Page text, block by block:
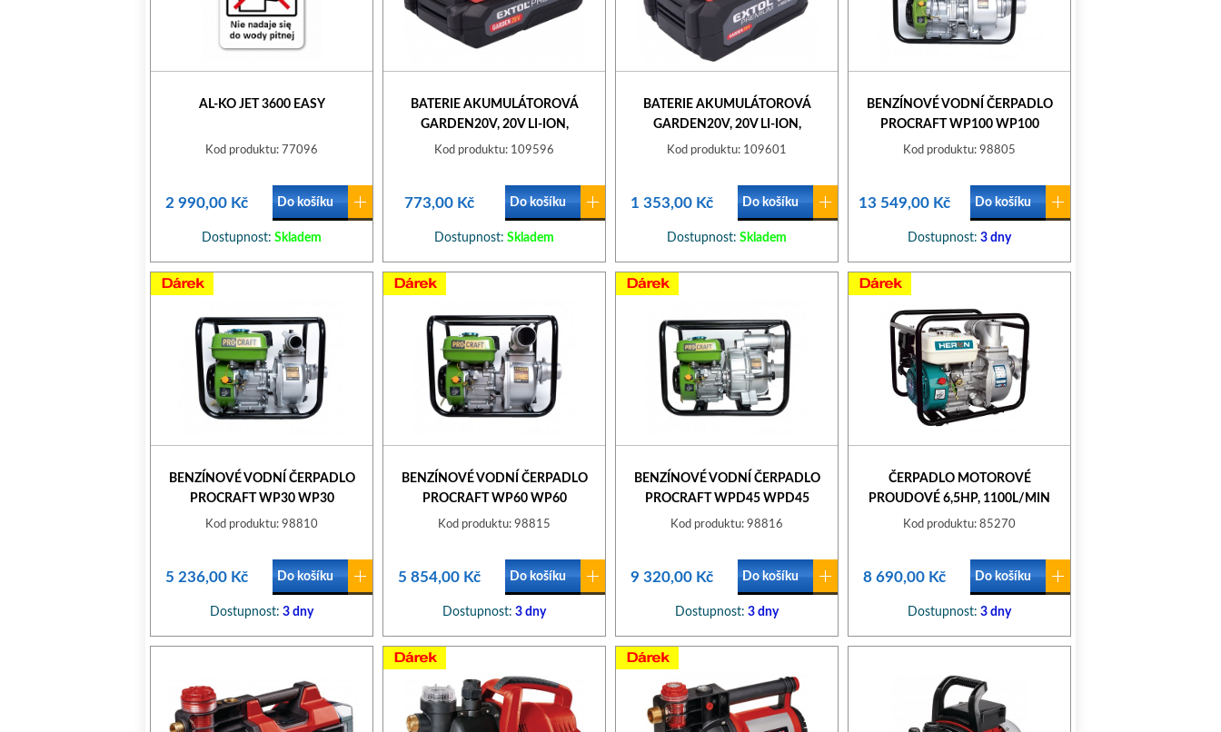
AL-KO JET 3600 EASY
Kod produktu: 77096
2 990,00 Kč Do košíku
Dostupnost: Skladem
BATERIE AKUMULÁTOROVÁ
GARDEN20V, 20V LI-ION,
2000MAH
Kod produktu: 109596
773,00 Kč Do košíku
Dostupnost: Skladem
BATERIE AKUMULÁTOROVÁ
GARDEN20V, 20V LI-ION,
4000MAH
Kod produktu: 109601
1 353,00 Kč Do košíku
Dostupnost: Skladem
BENZÍNOVÉ VODNÍ ČERPADLO
PROCRAFT WP100 WP100
Kod produktu: 98805
13 549,00 Kč Do košíku
Dostupnost: 3 dny
BENZÍNOVÉ VODNÍ ČERPADLO
PROCRAFT WP30 WP30
Kod produktu: 98810
5 236,00 Kč Do košíku
Dostupnost: 3 dny
BENZÍNOVÉ VODNÍ ČERPADLO
PROCRAFT WP60 WP60
Kod produktu: 98815
5 854,00 Kč Do košíku
Dostupnost: 3 dny
BENZÍNOVÉ VODNÍ ČERPADLO
PROCRAFT WPD45 WPD45
Kod produktu: 98816
9 320,00 Kč Do košíku
Dostupnost: 3 dny
ČERPADLO MOTOROVÉ
PROUDOVÉ 6,5HP, 1100L/MIN
Kod produktu: 85270
8 690,00 Kč Do košíku
Dostupnost: 3 dny